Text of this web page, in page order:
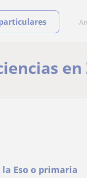
Eso o primaria